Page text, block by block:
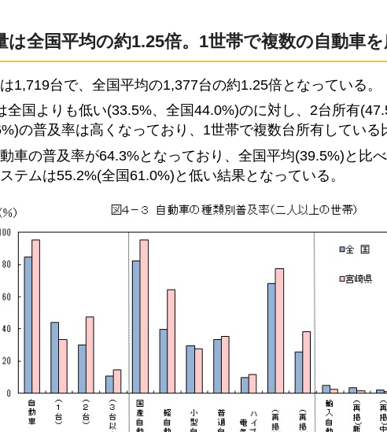
は全国平均の約1.25倍。1世帯で複数の自動車
1,719台で、全国平均の1,377台の約1.25倍となっている。
全国よりも低い(33.5%、全国44.0%)のに対し、2台所有
の普及率は高くなっており、1世帯で複数台所有している
車の普及率が64.3%となっており、全国平均(39.5%)と比
テムは55.2%(全国61.0%)と低い結果となっている。